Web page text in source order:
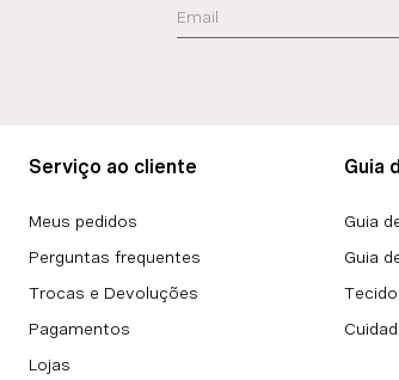
Serviço ao cliente
Meus pedidos
Perguntas frequentes
Trocas e Devoluções
Pagamentos
Lojas
Guia
Guia
Guia